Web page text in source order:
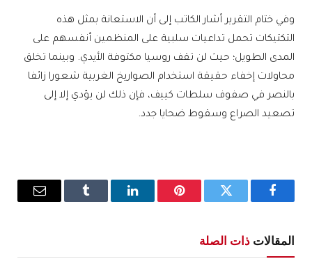
وفي ختام التقرير أشار الكاتب إلى أن الاستعانة بمثل هذه
التكتيكات تحمل تداعيات سلبية على المنظمين أنفسهم على
المدى الطويل؛ حيث لن تقف روسيا مكتوفة الأيدي. وبينما تخلق
محاولات إخفاء حقيقة استخدام الصواريخ الغربية شعورا زائفا
بالنصر في صفوف سلطات كييف، فإن ذلك لن يؤدي إلا إلى
تصعيد الصراع وسقوط ضحايا جدد.
فيسبوك تويتر بينتيريستلينكدإن Tumblr
البريد
المقالات ذات الصلة